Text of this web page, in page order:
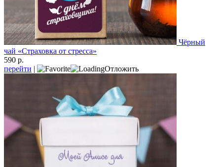
Чёрный
чай «Страховка от стресса»
590 р.
перейти | Отложить